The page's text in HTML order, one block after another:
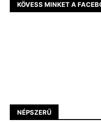
KÖVESS MINKET A
NÉPSZERŰ